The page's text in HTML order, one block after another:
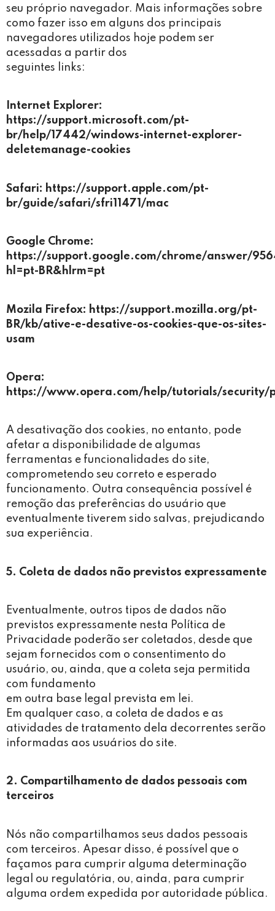
seu próprio navegador. Mais informações sobre
como fazer isso em alguns dos principais
navegadores utilizados hoje podem ser
acessadas a partir dos
seguintes links:
Internet Explorer:
https://support.microsoft.com/pt-
br/help/17442/windows-internet-explorer-
deletemanage-cookies
Safari: https://support.apple.com/pt-
br/guide/safari/sfri11471/mac
Google Chrome:
https://support.google.com/chrome/answer/
hl=pt-BR&hlrm=pt
Mozila Firefox: https://support.mozilla.org/pt-
BR/kb/ative-e-desative-os-cookies-que-os-sites-
usam
Opera:
https://www.opera.com/help/tutorials/security/
A desativação dos cookies, no entanto, pode
afetar a disponibilidade de algumas
ferramentas e funcionalidades do site,
comprometendo seu correto e esperado
funcionamento. Outra consequência possível é
remoção das preferências do usuário que
eventualmente tiverem sido salvas, prejudicando
sua experiência.
5. Coleta de dados não previstos expressamente
Eventualmente, outros tipos de dados não
previstos expressamente nesta Política de
Privacidade poderão ser coletados, desde que
sejam fornecidos com o consentimento do
usuário, ou, ainda, que a coleta seja permitida
com fundamento
em outra base legal prevista em lei.
Em qualquer caso, a coleta de dados e as
atividades de tratamento dela decorrentes serão
informadas aos usuários do site.
2. Compartilhamento de dados pessoais com
terceiros
Nós não compartilhamos seus dados pessoais
com terceiros. Apesar disso, é possível que o
façamos para cumprir alguma determinação
legal ou regulatória, ou, ainda, para cumprir
alguma ordem expedida por autoridade pública.